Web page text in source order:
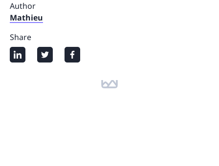
Author
Mathieu
Share